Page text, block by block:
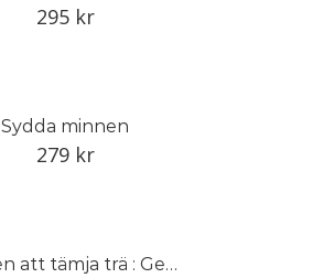
295 kr
Sydda minnen
279 kr
Konsten att tämja trä : Gemla och den svenska möbelindustrin